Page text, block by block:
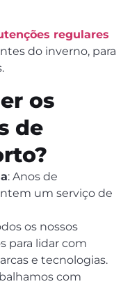
regulares
do inverno, para
os
de
: Anos de
um serviço de
os nossos
para lidar com
e tecnologias.
com